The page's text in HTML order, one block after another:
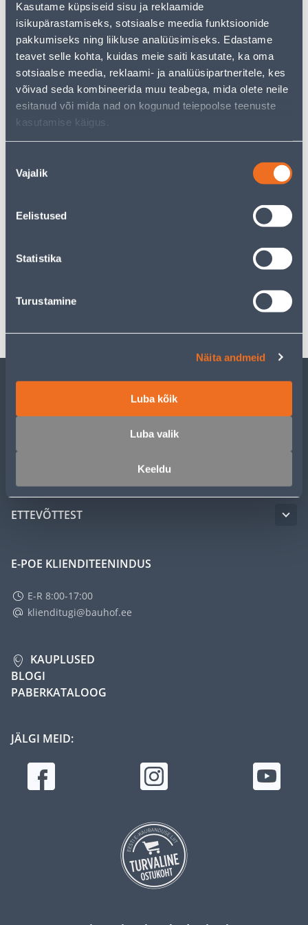
Kasutame küpsiseid sisu ja reklaamide
isikupärastamiseks, sotsiaalse meedia funktsioonide
pakkumiseks ning liikluse analüüsimiseks. Edastame
teavet selle kohta, kuidas meie saiti kasutate, ka oma
sotsiaalse meedia, reklaami- ja analüüsipartneritele, kes
võivad seda kombineerida muu teabega, mida olete neile
esitanud või mida nad on kogunud teiepoolse teenuste
kasutamise käigus.
valik
Vajalik
Eelistused
Statistika
Turustamine
Näita andmeid
Luba kõik
Luba valik
Keeldu
pakkuda!
Teie ostlemisrõõm ei pea aga siin lõppema - oma
uurimistööd saate jätkata, naastesavalehelevõi
kasutades meie võimsat otsingufunktsiooni, et leida
veelgi meelepärasemad valikuid. Head ostlemist!
• 14-päevane tagastusõigus.
• HANKIJA LAOST TELLITAV TOODE
ETTEVÕTTEST
E-POE KLIENDITEENINDUS
E-R 8:00-17:00
klienditugi@bauhof.ee
KAUPLUSED
BLOGI
PABERKATALOOG
JÄLGI MEID: